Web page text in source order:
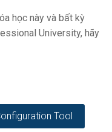
học này và bất kỳ
University, hãy
Tool